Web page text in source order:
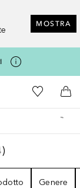
MOSTRA
HomeAlla Mia
Al
4)
Genere